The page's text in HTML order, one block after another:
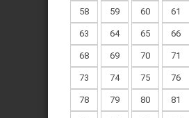
58 59 60 61
63 64 65 66
68 69 70 71
73 74 75 76
78 79 80 81